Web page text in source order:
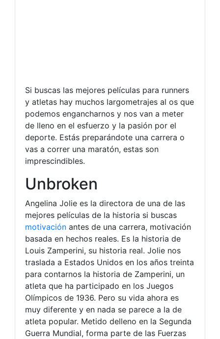
Si buscas las mejores películas para runners
y atletas hay muchos largometrajes al os que
podemos engancharnos y nos van a meter
de lleno en el esfuerzo y la pasión por el
deporte. Estás preparándote una carrera o
vas a correr una maratón, estas son
imprescindibles.
Unbroken
Angelina Jolie es la directora de una de las
mejores películas de la historia si buscas
motivación antes de una carrera, motivación
basada en hechos reales. Es la historia de
Louis Zamperini, su historia real. Jolie nos
traslada a Estados Unidos en los años treinta
para contarnos la historia de Zamperini, un
atleta que ha participado en los Juegos
Olímpicos de 1936. Pero su vida ahora es
muy diferente y en nada se parece a la de
atleta popular. Metido delleno en la Segunda
Guerra Mundial, forma parte de las Fuerzas